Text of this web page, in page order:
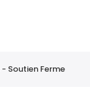
Soutien Ferme